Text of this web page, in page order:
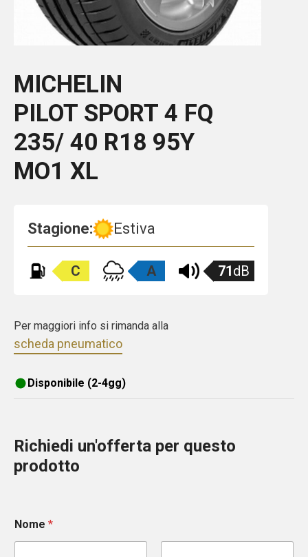
MICHELIN
PILOT SPORT 4 FQ
235/ 40 R18 95Y
MO1 XL
Stagione: Estiva
C A 71dB
Per maggiori info si rimanda alla
scheda pneumatico
Disponibile (2-4gg)
Richiedi un'offerta per questo
prodotto
Nome *